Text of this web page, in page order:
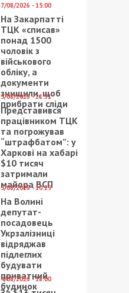
7/08/2026 - 15:00
На Закарпатті
ТЦК «списав»
понад 1500
чоловік з
військового
обліку, а
документи
знищили, щоб
прибрати сліди
5/08/2026 - 21:31
Представився
працівником ТЦК
та погрожував
“штрафбатом”: у
Харкові на хабарі
$10 тисяч
затримали
майора ВСП
5/08/2026 - 10:29
На Волині
депутат-
посадовець
Укрзалізниці
відряджав
підлеглих
будувати
приватний
будинок
4/08/2026 - 18:00